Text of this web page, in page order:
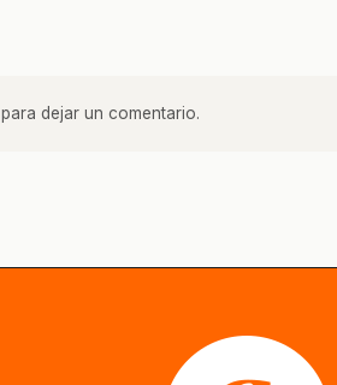
para dejar un comentario.